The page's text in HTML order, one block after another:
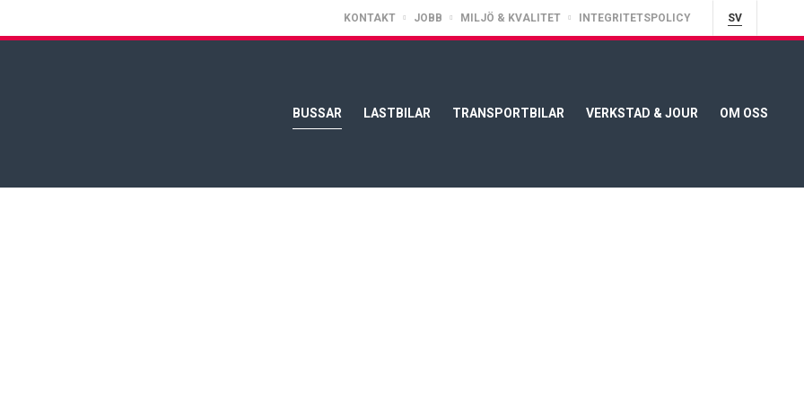
KONTAKT JOBB MILJÖ & KVALITET INTEGRITETSPOLICY SV
BUSSAR LASTBILAR TRANSPORTBILAR VERKSTAD & JOUR OM OSS